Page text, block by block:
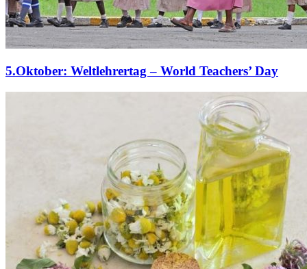
5.Oktober: Weltlehrertag – World Teachers’ Day